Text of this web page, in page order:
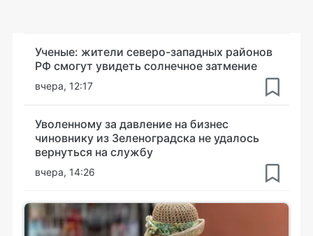
Ученые: жители северо-западных районов
РФ смогут увидеть солнечное затмение
вчера, 12:17
Уволенному за давление на бизнес
чиновнику из Зеленоградска не удалось
вернуться на службу
вчера, 14:26